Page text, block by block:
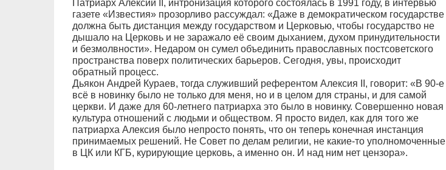
Патриарх Алексий II, интронизация которого состоялась в 1991 году, в интервью
газете «Известия» прозорливо рассуждал: «Даже в демократическом государстве
должна быть дистанция между государством и Церковью, чтобы государство не
дышало на Церковь и не заражало её своим дыханием, духом принудительности
и безмолвности». Недаром он сумел объединить православных постсоветского
пространства поверх политических барьеров. Сегодня, увы, происходит
обратный процесс.
Дьякон Андрей Кураев, тогда служивший референтом Алексия II, говорит: «В 90-е
всё в новинку было не только для меня, но и в целом для страны, и для самой
церкви. И даже для 60-летнего патриарха это было в новинку. Совершенно новая
культура отношений с людьми и обществом. Я просто видел, как для того же
патриарха Алексия было непросто понять, что он теперь конечная инстанция
принимаемых решений. Не Совет по делам религии, не какие-то уполномоченные
в ЦК или КГБ, курирующие церковь, а именно он. И над ним нет цензора».